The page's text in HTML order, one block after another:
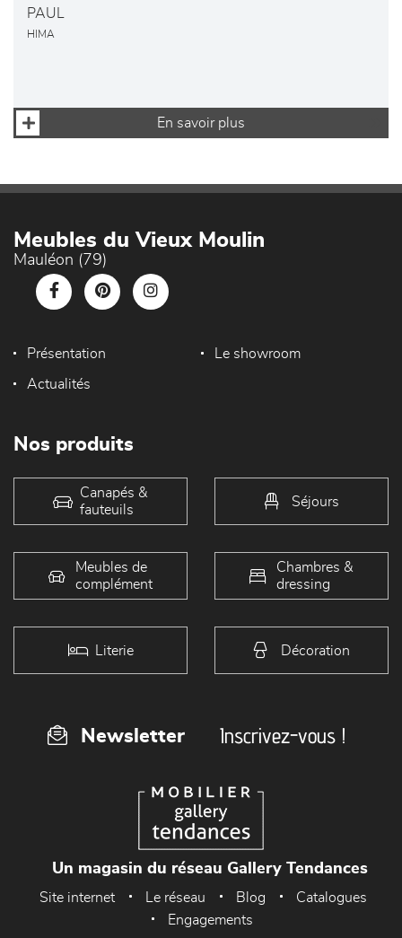
PAUL
HIMA
En savoir plus
Meubles du Vieux Moulin
Mauléon (79)
Présentation Le showroom
Actualités
Nos produits
Canapés &
fauteuils
Séjours
Meubles de
complément
Chambres &
dressing
Literie Décoration
Newsletter Inscrivez-vous !
Un magasin du réseau Gallery Tendances
Site internet Le réseau Blog
Catalogues
Engagements